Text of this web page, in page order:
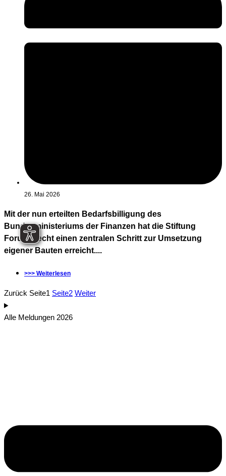
26. Mai 2026
Mit der nun erteilten Bedarfsbilligung des
Bundesministeriums der Finanzen hat die Stiftung
Forum Recht einen zentralen Schritt zur Umsetzung
eigener Bauten erreicht....
>>> Weiterlesen
Zurück Seite1 Seite2 Weiter
Alle Meldungen 2026